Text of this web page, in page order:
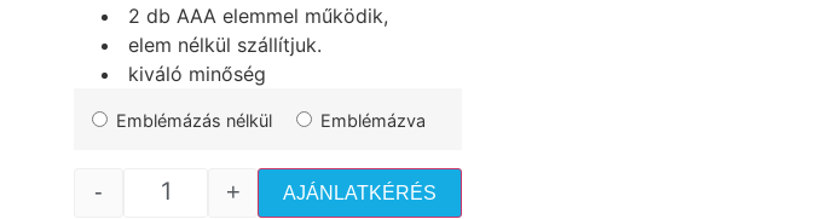
2 db AAA elemmel működik,
elem nélkül szállítjuk.
kiváló minőség
Emblémázás nélkül Emblémázva
- + AJÁNLATKÉRÉS